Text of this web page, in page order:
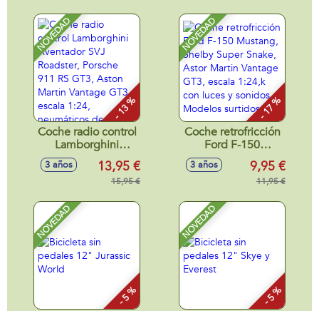
NOVEDAD
- 13 %
Coche radio control
Lamborghini
Aventador SVJ
Roadster, Porsche
911 RS GT3, Aston
GT3 escala 1:24,
neumáticos de
goma, con luces -
Modelos surtidos
3 años 13,95 €
15,95 €
NOVEDAD
- 17 %
Coche retrofricción
Ford F-150
Mustang, Shelby
Super Snake, Astor
Martin Vantage
con luces y sonidos
- Modelos surtidos
3 años 9,95 €
11,95 €
NOVEDAD
- 5 %
NOVEDAD
- 5 %